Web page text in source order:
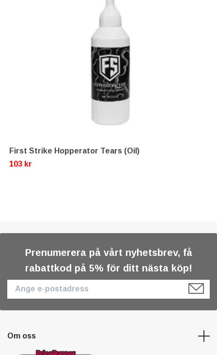
First Strike Hopperator Tears (Oil)
103 kr
Prenumerera på vårt nyhetsbrev, få
rabattkod på 5% för ditt nästa köp!
Om oss